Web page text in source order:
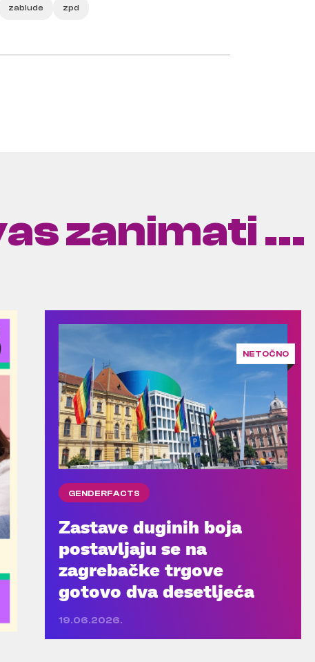
zablude zpd
zanimati ...
NETOČNO
GENDERFACTS
Zastave duginih boja
postavljaju se na
zagrebačke trgove
gotovo dva desetljeća
19.06.2026.